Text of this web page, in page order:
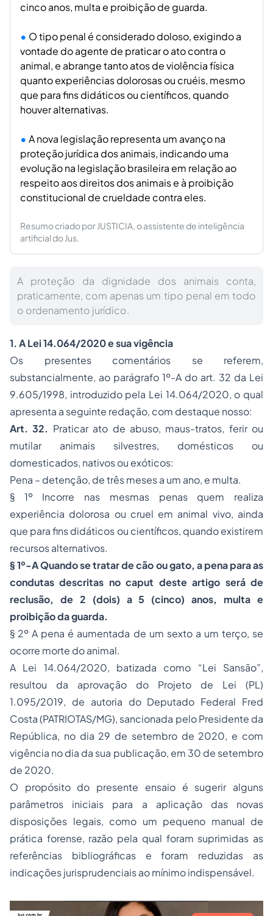
cinco anos, multa e proibição de guarda.
O tipo penal é considerado doloso, exigindo a
vontade do agente de praticar o ato contra o
animal, e abrange tanto atos de violência física
quanto experiências dolorosas ou cruéis, mesmo
que para fins didáticos ou científicos, quando
houver alternativas.
A nova legislação representa um avanço na
proteção jurídica dos animais, indicando uma
evolução na legislação brasileira em relação ao
respeito aos direitos dos animais e à proibição
constitucional de crueldade contra eles.
Resumo criado por JUSTICIA, o assistente de inteligência
artificial do Jus.
A proteção da dignidade dos animais conta,
praticamente, com apenas um tipo penal em todo
o ordenamento jurídico.
1. A Lei 14.064/2020 e sua vigência
Os presentes comentários se referem,
substancialmente, ao parágrafo 1º-A do art. 32 da Lei
9.605/1998, introduzido pela Lei 14.064/2020, o qual
apresenta a seguinte redação, com destaque nosso:
Art. 32. Praticar ato de abuso, maus-tratos, ferir ou
mutilar animais silvestres, domésticos ou
domesticados, nativos ou exóticos:
Pena – detenção, de três meses a um ano, e multa.
§ 1º Incorre nas mesmas penasquem realiza
experiência dolorosa ou cruel em animal vivo, ainda
que para fins didáticos ou científicos, quando existirem
recursos alternativos.
§ 1º-A Quando se tratar de cão ou gato, a pena para as
condutas descritas no caput deste artigo será de
reclusão, de 2 (dois) a 5 (cinco) anos, multa e
proibição da guarda.
§ 2º A pena é aumentada de um sexto a um terço, se
ocorre morte do animal.
A Lei 14.064/2020, batizada como “Lei Sansão”,
resultou da aprovação do Projeto de Lei (PL)
1.095/2019, de autoria do Deputado Federal Fred
Costa (PATRIOTAS/MG), sancionada pelo Presidente da
República, no dia 29 de setembro de 2020, e com
vigência no dia da sua publicação, em 30 de setembro
de 2020.
O propósito do presente ensaio é sugerir alguns
parâmetros iniciais para a aplicação das novas
disposições legais, como um pequeno manual de
prática forense, razão pela qual foram suprimidas as
referências bibliográficas e foram reduzidas as
indicações jurisprudenciais ao mínimo indispensável.